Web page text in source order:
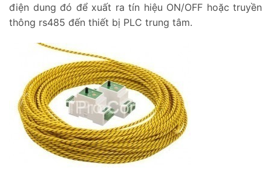
điện dung đó để xuất ra tín hiệu ON/OFF hoặc truyền
thông rs485 đến thiết bị PLC trung tâm.